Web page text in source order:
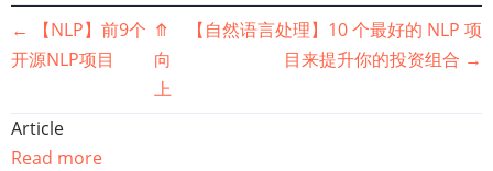
书
籍
遍
←
【NLP】前9个
开源NLP项目
⤊
向
上
【自然语言处理】10 个最好的 NLP 项
目来提升你的投资组合 →
Article
Read more